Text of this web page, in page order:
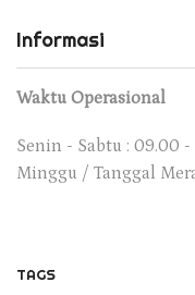
Informasi
Waktu Operasional
Senin - Sabtu : 09.00 -
Minggu / Tanggal
TAGS